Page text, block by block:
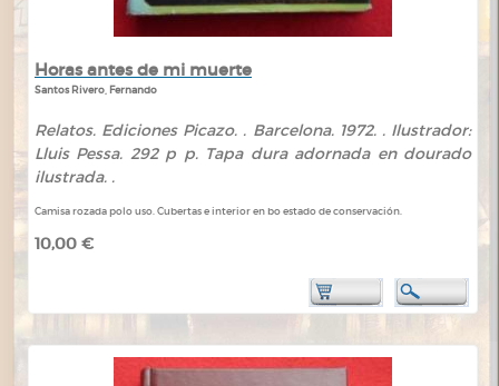
Horas antes de mi muerte
Santos Rivero, Fernando
Relatos. Ediciones Picazo. . Barcelona. 1972. . Ilustrador:
Lluis Pessa. 292 p p. Tapa dura adornada en dourado
ilustrada. .
Camisa rozada polo uso. Cubertas e interior en bo estado de conservación.
10,00 €